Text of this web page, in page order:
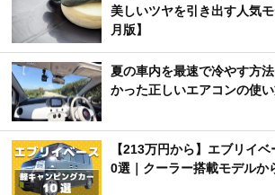
美しいツヤを引き出す人気
月版】
夏の車内を最速で冷やす方
かった正しいエアコンの使
【213万円から】エブリイ
0選｜クーラー搭載モデルか